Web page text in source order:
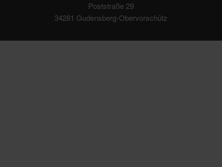
Poststraße 29
34281 Gudensberg-Obervorschütz